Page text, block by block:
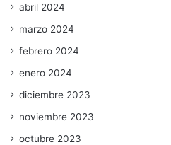
abril 2024
marzo 2024
febrero 2024
enero 2024
diciembre 2023
noviembre 2023
octubre 2023